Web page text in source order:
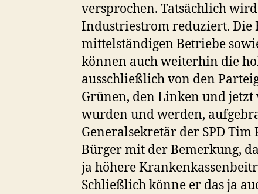
versprochen. Tatsächlich
Industriestrom reduziert. Die
mittelständigen Betriebe
können auch weiterhin die
ausschließlich von den
Grünen, den Linken und
wurden und werden,
Generalsekretär der SPD
Bürger mit der Bemerkung,
ja höhere
Schließlich könne er das ja